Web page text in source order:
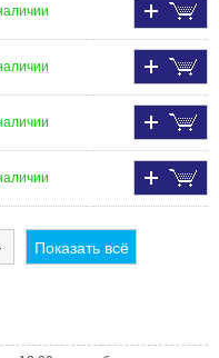
Показать всё